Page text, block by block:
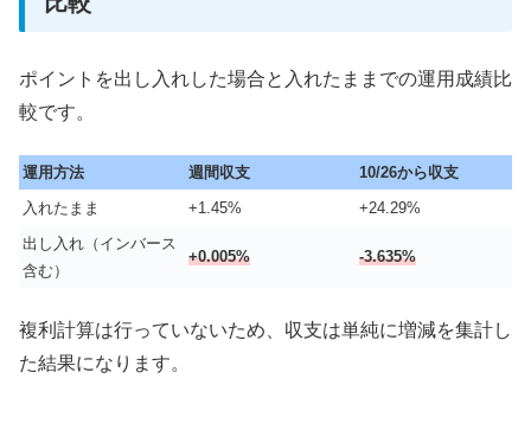
ポイントを出し入れした場合と入れたままでの運用成績比
較です。
運用方法 週間収支
10/26から収支
入れたまま
+1.45%
+24.29%
出し入れ（インバース
含む）
+0.005% -3.635%
複利計算は行っていないため、収支は単純に増減を集計し
た結果になります。